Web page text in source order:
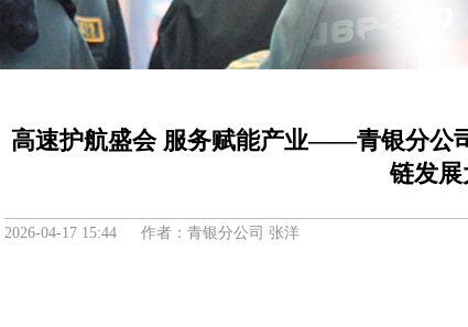
高速护航盛会 服务赋能产业——青银分公
链发
2026-04-17 15:44 作者：青银分公司 张洋